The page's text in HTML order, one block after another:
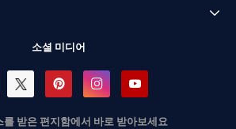
소셜 미디어
를 받은 편지함에서 바로 받아보세요